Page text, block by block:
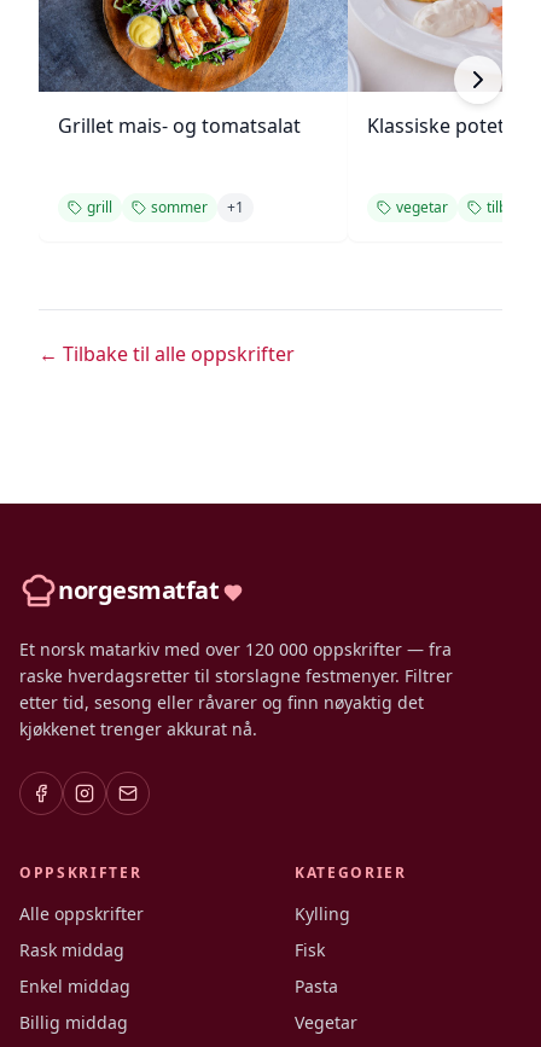
Grillet mais- og tomatsalat
grill sommer +1
Klassiske
vegetar tilbehør
← Tilbake til alle oppskrifter
norgesmatfat
Et norsk matarkiv med over 120 000 oppskrifter — fra
raske hverdagsretter til storslagne festmenyer. Filtrer
etter tid, sesong eller råvarer og finn nøyaktig det
kjøkkenet trenger akkurat nå.
OPPSKRIFTER
Alle oppskrifter
Rask middag
Enkel middag
Billig middag
KATEGORIER
Kylling
Fisk
Pasta
Vegetar